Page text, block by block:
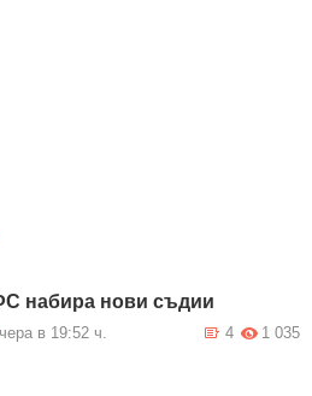
набира нови съдии
в 19:52 ч. 1 035
4